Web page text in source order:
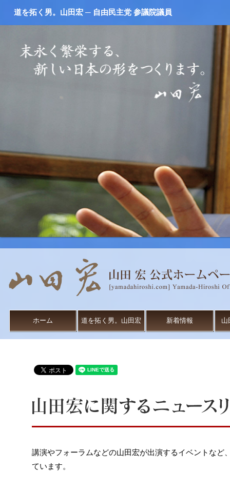
道を拓く男。山田宏 ─ 自由民主党 参議院議員
ホーム 道を拓く男。山田宏 新着情報 山
講演やフォーラムなどの山田宏が出演するイベントな
ています。